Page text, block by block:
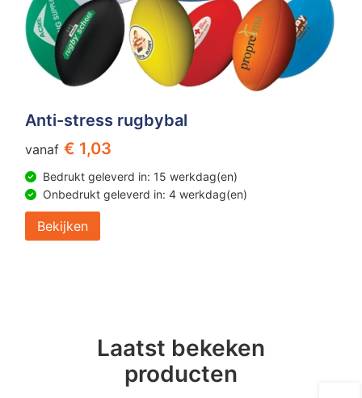
Anti-stress rugbybal
vanaf € 1,03
Bedrukt geleverd in: 15 werkdag(en)
Onbedrukt geleverd in: 4 werkdag(en)
Bekijken
Laatst bekeken
producten